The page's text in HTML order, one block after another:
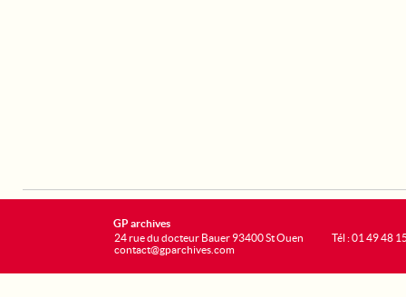
GP archives
24 rue du docteur Bauer 93400 St Ouen
contact@gparchives.com
Tél : 01 49 48